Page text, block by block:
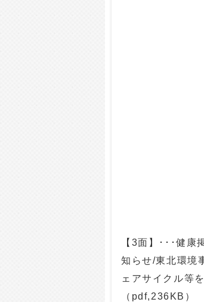
【3面】･･･健
知らせ/東北環境
ェアサイクル等
（pdf,236KB）